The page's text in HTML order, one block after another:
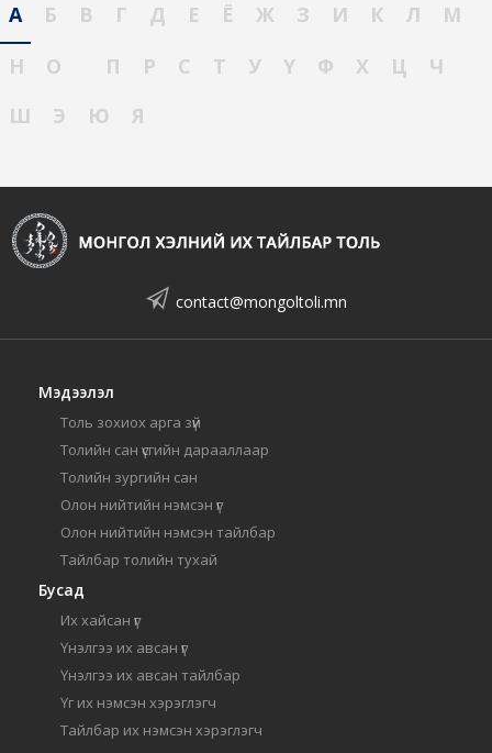
А Б В Г Д Е Ё Ж З И К Л
М
Н
О П Р С Т У Ү Ф Х Ц
Ч
Ш
Э Ю Я
contact@mongoltoli.mn
Мэдээлэл
Толь зохиох арга зүй
Толийн сан үсгийн дарааллаар
Толийн зургийн сан
Олон нийтийн нэмсэн үг
Олон нийтийн нэмсэн тайлбар
Тайлбар толийн тухай
Бусад
Их хайсан үг
Үнэлгээ их авсан үг
Үнэлгээ их авсан тайлбар
Үг их нэмсэн хэрэглэгч
Тайлбар их нэмсэн хэрэглэгч